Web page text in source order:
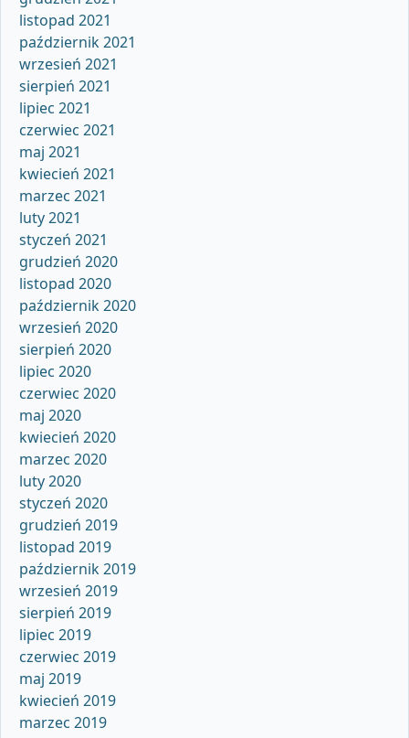
listopad 2021
październik 2021
wrzesień 2021
sierpień 2021
lipiec 2021
czerwiec 2021
maj 2021
kwiecień 2021
marzec 2021
luty 2021
styczeń 2021
grudzień 2020
listopad 2020
październik 2020
wrzesień 2020
sierpień 2020
lipiec 2020
czerwiec 2020
maj 2020
kwiecień 2020
marzec 2020
luty 2020
styczeń 2020
grudzień 2019
listopad 2019
październik 2019
wrzesień 2019
sierpień 2019
lipiec 2019
czerwiec 2019
maj 2019
kwiecień 2019
marzec 2019